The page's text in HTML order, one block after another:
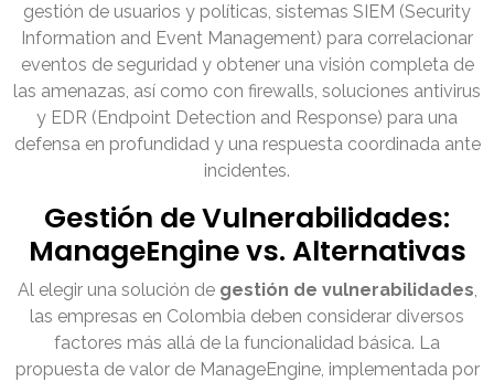
gestión de usuarios y políticas, sistemas SIEM (Security
Information and Event Management) para correlacionar
eventos de seguridad y obtener una visión completa de
las amenazas, así como con firewalls, soluciones antivirus
y EDR (Endpoint Detection and Response) para una
defensa en profundidad y una respuesta coordinada ante
incidentes.
Gestión de Vulnerabilidades:
ManageEngine vs. Alternativas
Al elegir una solución de gestión de vulnerabilidades,
las empresas en Colombia deben considerar diversos
factores más allá de la funcionalidad básica. La
propuesta de valor de ManageEngine, implementada por